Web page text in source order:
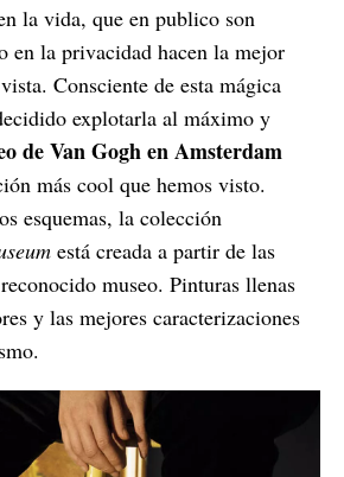
la vida, que en publico son
en la privacidad hacen la mejor
Consciente de esta mágica
explotarla al máximo y
de Van Gogh en Amsterdam
más cool que hemos visto.
esquemas, la colección
está creada a partir de las
museo. Pinturas llenas
y las mejores caracterizaciones